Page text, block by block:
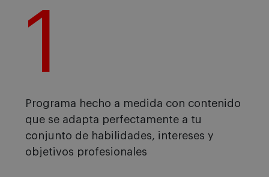
1
Programa hecho a medida con contenido
que se adapta perfectamente a tu
conjunto de habilidades, intereses y
objetivos profesionales